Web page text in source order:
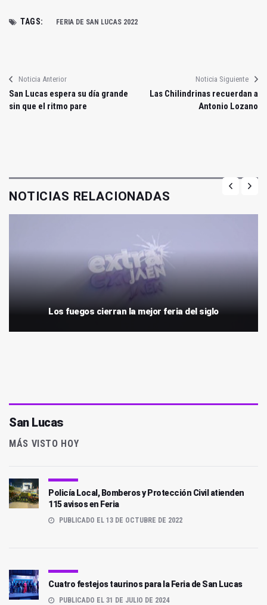
TAGS: FERIA DE SAN LUCAS 2022
Noticia Anterior
San Lucas espera su día grande
sin que el ritmo pare
Noticia Siguiente
Las Chilindrinas recuerdan a
Antonio Lozano
NOTICIAS RELACIONADAS
Los fuegos cierran la mejor feria del siglo
San Lucas
MÁS VISTO HOY
Policía Local, Bomberos y Protección Civil atienden
115 avisos en Feria
PUBLICADO EL 13 DE OCTUBRE DE 2022
Cuatro festejos taurinos para la Feria de San Lucas
PUBLICADO EL 31 DE JULIO DE 2024